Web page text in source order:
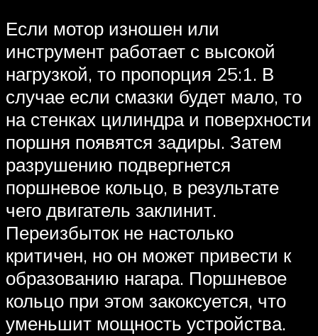
Если мотор изношен или
инструмент работает с высокой
нагрузкой, то пропорция 25:1. В
случае если смазки будет мало, то
на стенках цилиндра и поверхности
поршня появятся задиры. Затем
разрушению подвергнется
поршневое кольцо, в результате
чего двигатель заклинит.
Переизбыток не настолько
критичен, но он может привести к
образованию нагара. Поршневое
кольцо при этом закоксуется, что
уменьшит мощность устройства.